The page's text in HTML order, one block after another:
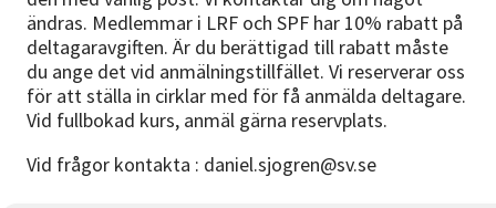
ändras. Medlemmar i LRF och SPF har 10% rabatt på
deltagaravgiften. Är du berättigad till rabatt måste
du ange det vid anmälningstillfället. Vi reserverar oss
för att ställa in cirklar med för få anmälda deltagare.
Vid fullbokad kurs, anmäl gärna reservplats.
Vid frågor kontakta : daniel.sjogren@sv.se